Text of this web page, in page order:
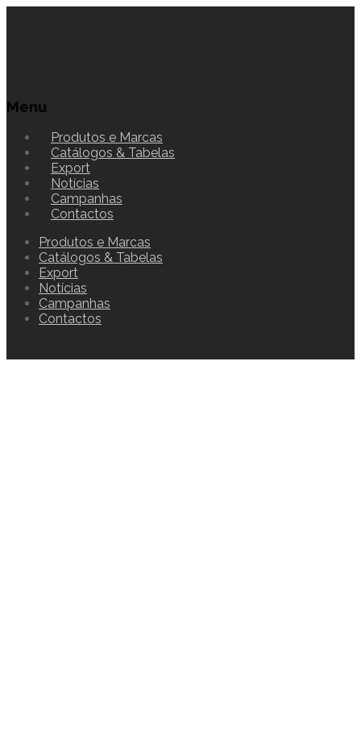
Menu
Produtos e Marcas
Catálogos & Tabelas
Export
Notícias
Campanhas
Contactos
Produtos e Marcas
Catálogos & Tabelas
Export
Notícias
Campanhas
Contactos